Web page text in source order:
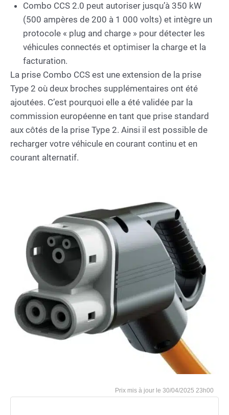
Combo CCS 2.0 peut autoriser jusqu’à 350 kW
(500 ampères de 200 à 1 000 volts) et intègre un
protocole « plug and charge » pour détecter les
véhicules connectés et optimiser la charge et la
facturation.
La prise Combo CCS est une extension de la prise
Type 2 où deux broches supplémentaires ont été
ajoutées. C’est pourquoi elle a été validée par la
commission européenne en tant que prise standard
aux côtés de la prise Type 2. Ainsi il est possible de
recharger votre véhicule en courant continu et en
courant alternatif.
30/04/2025 23h00